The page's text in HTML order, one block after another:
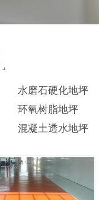
水磨石硬化地坪
环氧树脂地坪
混凝土透水地坪